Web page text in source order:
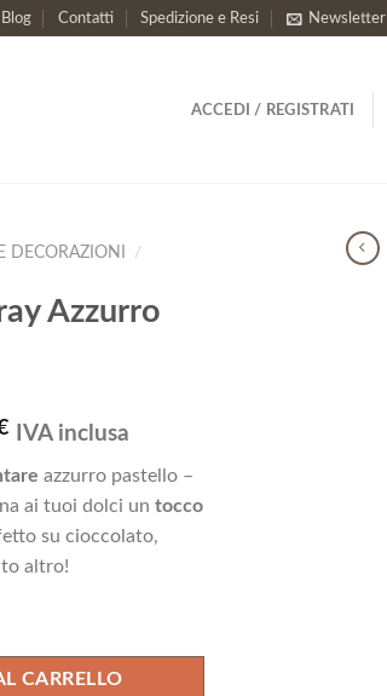
Blog Contatti Spedizione e Resi Newsletter
ACCEDI / REGISTRATI
DECORAZIONI
/
Azzurro
Il
attuale
è:
12,74 €.
IVA inclusa
azzurro pastello –
ai tuoi dolci un tocco
su cioccolato,
altro!
quantità
CARRELLO